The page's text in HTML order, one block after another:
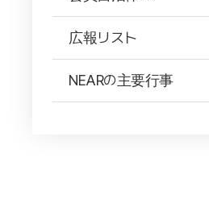
広報リスト
NEARの主要行事